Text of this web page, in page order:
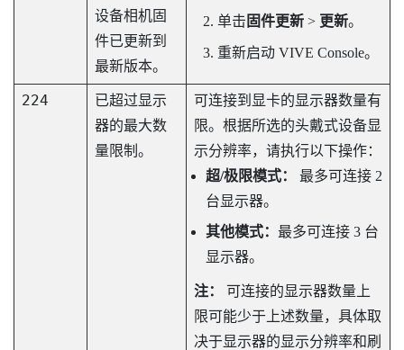
设备相机固
件已更新到
最新版本。
单击 固件更新> 更新。
重新启动 VIVE Console。
224
已超过显示
器的最大数
量限制。
可连接到显卡的显示器数量有
限。根据所选的头戴式设备显
示分辨率，请执行以下操作：
超/极限模式：
最多可连接 2
台显示器。
其他模式： 最多可连接 3 台
显示器。
注：
可连接的显示器数量上
限可能少于上述数量，具体取
决于显示器的显示分辨率和刷